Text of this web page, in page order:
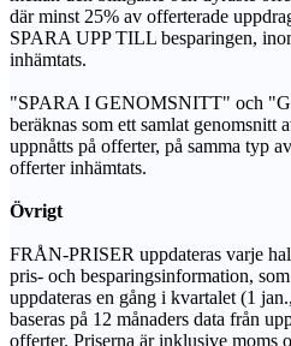
där minst 25% av offerterade
SPARA UPP TILL besparingen,
inhämtats.
"SPARA I GENOMSNITT" och
beräknas som ett samlat genomsnitt
uppnåtts på offerter, på samma typ
offerter inhämtats.
Övrigt
FRÅN-PRISER uppdateras varje
pris- och besparingsinformation,
uppdateras en gång i kvartalet (1
baseras på 12 månaders data från
offerter. Priserna är inklusive moms